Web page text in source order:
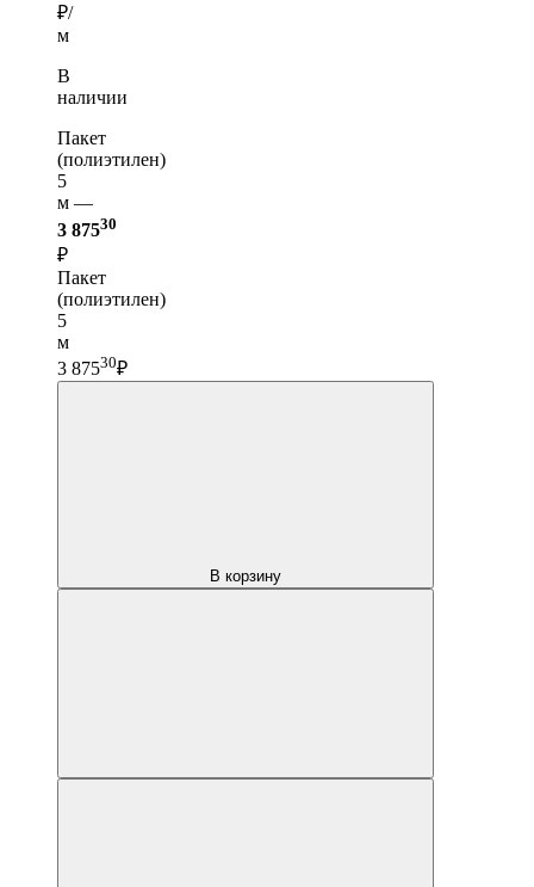
₽/
м
В
наличии
Пакет
(полиэтилен)
5
м —
3 87530
₽
Пакет
(полиэтилен)
5
м
3 87530₽
В корзину